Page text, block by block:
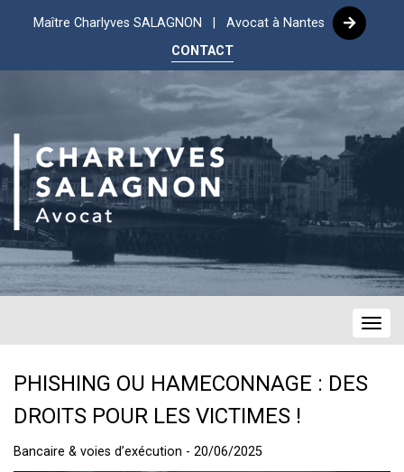
Maître Charlyves SALAGNON | Avocat à Nantes
CONTACT
PHISHING OU HAMECONNAGE : DES
DROITS POUR LES VICTIMES !
Bancaire & voies d’exécution - 20/06/2025